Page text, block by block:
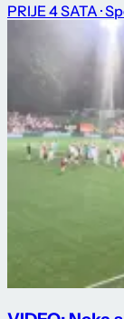
PRIJE 4 SATA ·